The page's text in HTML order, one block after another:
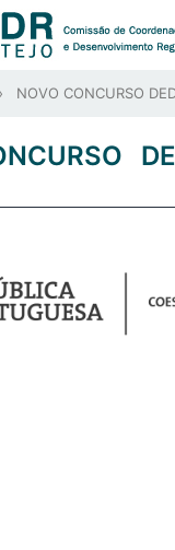
NOVO CONCURSO